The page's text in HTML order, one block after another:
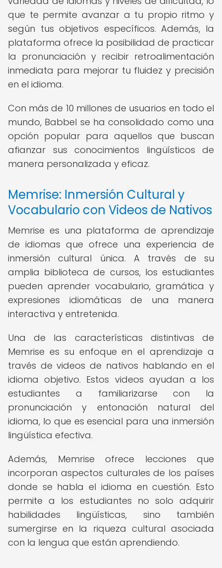
que te permite avanzar a tu propio ritmo y
según tus objetivos específicos. Además, la
plataforma ofrece la posibilidad de practicar
la pronunciación y recibir retroalimentación
inmediata para mejorar tu fluidez y precisión
en el idioma.
Con más de 10 millones de usuarios en todo el
mundo, Babbel se ha consolidado como una
opción popular para aquellos que buscan
afianzar sus conocimientos lingüísticos de
manera personalizada y eficaz.
Memrise: Inmersión Cultural y
Vocabulario con Videos de Nativos
Memrise es una plataforma de aprendizaje
de idiomas que ofrece una experiencia de
inmersión cultural única. A través de su
amplia biblioteca de cursos, los estudiantes
pueden aprender vocabulario, gramática y
expresiones idiomáticas de una manera
interactiva y entretenida.
Una de las características distintivas de
Memrise es su enfoque en el aprendizaje a
través de videos de nativos hablando en el
idioma objetivo. Estos videos ayudan a los
estudiantes a familiarizarse con la
pronunciación y entonación natural del
idioma, lo que es esencial para una inmersión
lingüística efectiva.
Además, Memrise ofrece lecciones que
incorporan aspectos culturales de los países
donde se habla el idioma en cuestión. Esto
permite a los estudiantes no solo adquirir
habilidades lingüísticas, sino también
sumergirse en la riqueza cultural asociada
con la lengua que están aprendiendo.